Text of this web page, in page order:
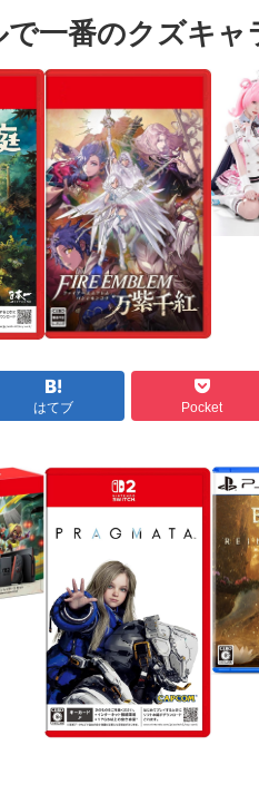
で一番のクズキャ
はてブ Pocket